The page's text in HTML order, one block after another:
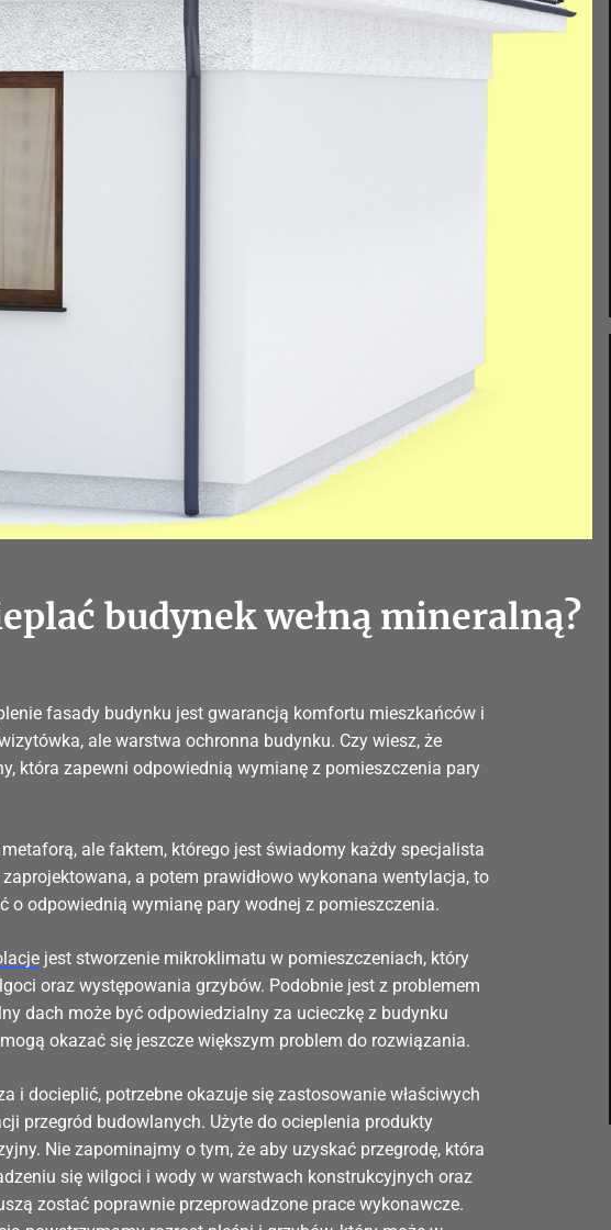
budynek wełną mineralną?
fasady budynku jest gwarancją komfortu mieszkańców i
ale warstwa ochronna budynku. Czy wiesz, że
która zapewni odpowiednią wymianę z pomieszczenia pary
ale faktem, którego jest świadomy każdy specjalista
a potem prawidłowo wykonana wentylacja, to
o odpowiednią wymianę pary wodnej z pomieszczenia.
jest stworzenie mikroklimatu w pomieszczeniach, który
oraz występowania grzybów. Podobnie jest z problemem
dach może być odpowiedzialny za ucieczkę z budynku
okazać się jeszcze większym problem do rozwiązania.
i docieplić, potrzebne okazuje się zastosowanie właściwych
przegród budowlanych. Użyte do ocieplenia produkty
Nie zapominajmy o tym, że aby uzyskać przegrodę, która
się wilgoci i wody w warstwach konstrukcyjnych oraz
zostać poprawnie przeprowadzone prace wykonawcze.